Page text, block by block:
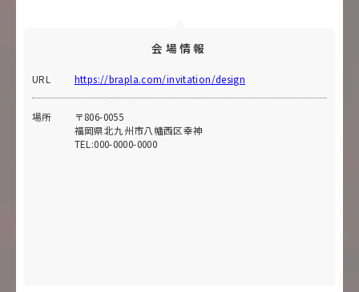
会場情報
URL https://brapla.com/invitation/design
場所
〒806-0055
福岡県北九州市八幡西区幸神
TEL:000-0000-0000